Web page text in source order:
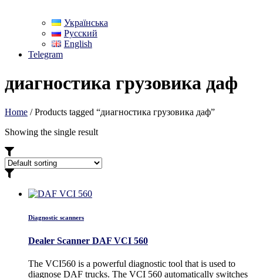
Українська
Русский
English
Telegram
диагностика грузовика даф
Home / Products tagged “диагностика грузовика даф”
Showing the single result
Diagnostic scanners
Dealer Scanner DAF VCI 560
The VCI560 is a powerful diagnostic tool that is used to
diagnose DAF trucks. The VCI 560 automatically switches